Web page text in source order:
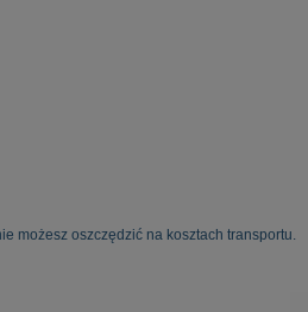
możesz oszczędzić na kosztach transportu.